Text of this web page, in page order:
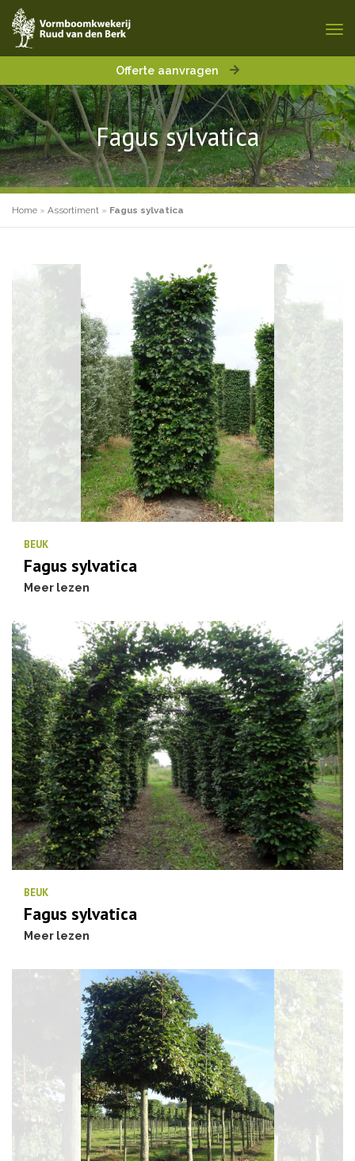
Offerte aanvragen
Fagus sylvatica
Home » Assortiment » Fagus sylvatica
BEUK
Fagus sylvatica
Meer lezen
BEUK
Fagus sylvatica
Meer lezen